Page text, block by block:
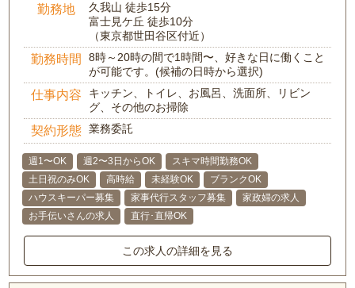
勤務地
久我山 徒歩15分
富士見ケ丘 徒歩10分
（東京都世田谷区付近）
勤務時間
8時～20時の間で1時間〜、好きな日に働くこと
が可能です。(候補の日時から選択)
仕事内容
キッチン、トイレ、お風呂、洗面所、リビン
グ、その他のお掃除
契約形態 業務委託
週1〜OK 週2〜3日からOK
スキマ時間勤務OK
土日祝のみOK
高時給 未経験OK
ブランクOK
ハウスキーパー募集
家事代行スタッフ募集
家政婦の求人
お手伝いさんの求人
直行･直帰OK
この求人の詳細を見る